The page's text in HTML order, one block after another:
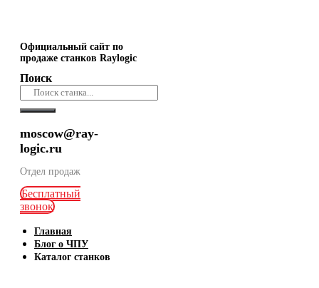
Официальный сайт по
продаже станков Raylogic
Поиск
moscow@ray-
logic.ru
Отдел продаж
Бесплатный
звонок
Главная
Блог о ЧПУ
Каталог станков